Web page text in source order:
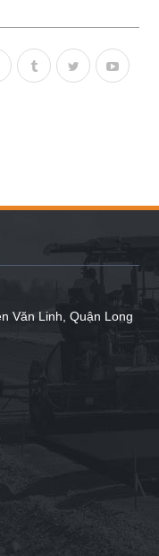
Văn Linh, Quận Long